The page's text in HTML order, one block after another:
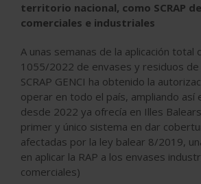
territorio nacional, como SCRAP
comerciales e industriales
A unas semanas de la aplicación total
1055/2022 de envases y residuos de
SCRAP GENCI ha obtenido la
operar en todo el país, ampliando así
desde 2022 ya ofrecía en Illes
primer y único sistema en dar
afectadas por la ley balear 8/2019,
en aplicar la RAP a los envases
comerciales)